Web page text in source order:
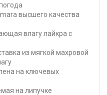
высшего качества
влагу лайкра с
из мягкой махровой
на ключевых
на липучке